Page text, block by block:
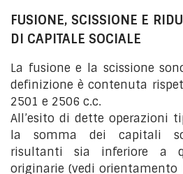
FUSIONE, SCISSIONE E
DI CAPITALE SOCIALE
La fusione e la scissione
definizione è contenuta
2501 e 2506 c.c.
All’esito di dette operazioni
la somma dei capitali
risultanti sia inferiore a
originarie (vedi orientamento